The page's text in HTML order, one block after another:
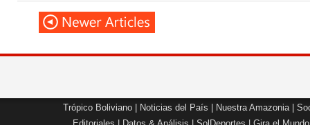
Trópico Boliviano Noticias del País Nuestra Amazonia|